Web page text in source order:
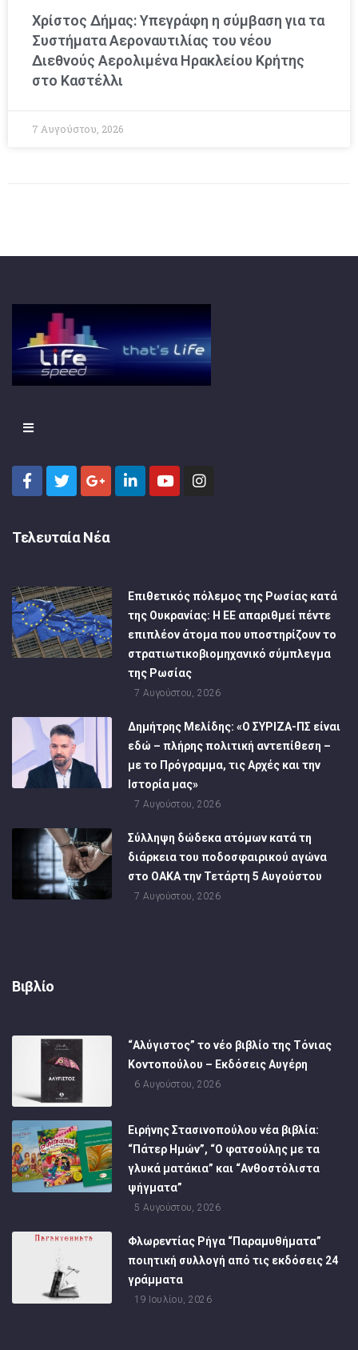
Χρίστος Δήμας: Υπεγράφη η σύμβαση για τα
Συστήματα Αεροναυτιλίας του νέου
Διεθνούς Αερολιμένα Ηρακλείου Κρήτης
στο Καστέλλι
7 Αυγούστου, 2026
Τελευταία Νέα
Επιθετικός πόλεμος της Ρωσίας κατά
της Ουκρανίας: Η ΕΕ απαριθμεί πέντε
επιπλέον άτομα που υποστηρίζουν το
στρατιωτικοβιομηχανικό σύμπλεγμα
της Ρωσίας
7 Αυγούστου, 2026
Δημήτρης Μελίδης: «Ο ΣΥΡΙΖΑ-ΠΣ είναι
εδώ – πλήρης πολιτική αντεπίθεση –
με το Πρόγραμμα, τις Αρχές και την
Ιστορία μας»
7 Αυγούστου, 2026
Σύλληψη δώδεκα ατόμων κατά τη
διάρκεια του ποδοσφαιρικού αγώνα
στο ΟΑΚΑ την Τετάρτη 5 Αυγούστου
7 Αυγούστου, 2026
Βιβλίο
“Αλύγιστος” το νέο βιβλίο της Τόνιας
Κοντοπούλου – Εκδόσεις Αυγέρη
6 Αυγούστου, 2026
Ειρήνης Στασινοπούλου νέα βιβλία:
“Πάτερ Ημών”, “Ο φατσούλης με τα
γλυκά ματάκια” και “Ανθοστόλιστα
ψήγματα”
5 Αυγούστου, 2026
Φλωρεντίας Ρήγα “Παραμυθήματα”
ποιητική συλλογή από τις εκδόσεις 24
γράμματα
19 Ιουλίου, 2026